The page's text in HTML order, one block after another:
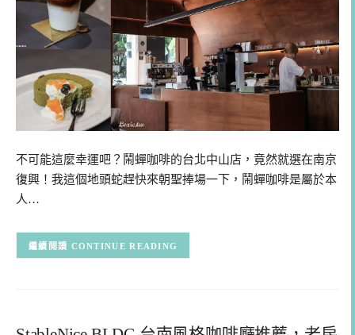
不可能這麼幸運吧？鬧蟬咖啡的台北中山店，竟然就選在南京
復興！我這個地頭蛇趕快來朝聖捧場一下，鬧蟬咖啡是屬於本
人…
CONTINUE READING